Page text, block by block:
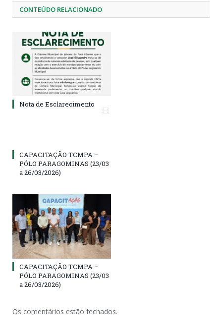
CONTEÚDO RELACIONADO
Nota de Esclarecimento
CAPACITAÇÃO TCMPA –
PÓLO PARAGOMINAS (23/03
a 26/03/2026)
CAPACITAÇÃO TCMPA –
PÓLO PARAGOMINAS (23/03
a 26/03/2026)
Os comentários estão fechados.